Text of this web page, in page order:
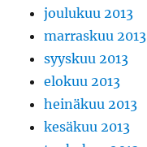
joulukuu 2013
marraskuu 2013
syyskuu 2013
elokuu 2013
heinäkuu 2013
kesäkuu 2013